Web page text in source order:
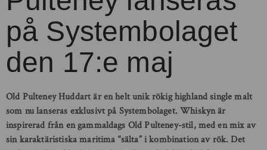
på Systembolaget
den 17:e maj
Old Pulteney Huddart är en helt unik rökig highland single malt
som nu lanseras exklusivt på Systembolaget. Whiskyn är
inspirerad från en gammaldags Old Pulteney-stil, med en mix av
sin karaktäristiska maritima “sälta” i kombination av rök. Det